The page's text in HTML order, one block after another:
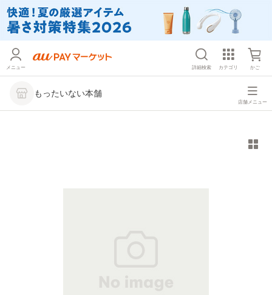
メニュー 詳細検索 カテゴリ かご
もったいない本舗
店舗メニュー